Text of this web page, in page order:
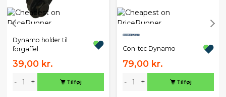
Dynamo holder til
forgaffel.
39,00 kr.
- + Tilføj
Con-tec Dynamo
79,00 kr.
- + Tilføj